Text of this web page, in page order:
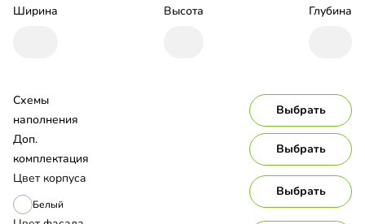
Ширина Высота Глубина
Цвет корпуса
Белый
Выбрать
Схемы
наполнения
Выбрать
Доп.
комплектация
Выбрать